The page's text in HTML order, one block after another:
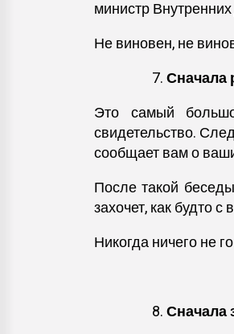
министр
Не виновен, не
Сначала
Это самый
свидетельство.
сообщает вам о
После такой
захочет, как будто с
Никогда ничего не
Сначала